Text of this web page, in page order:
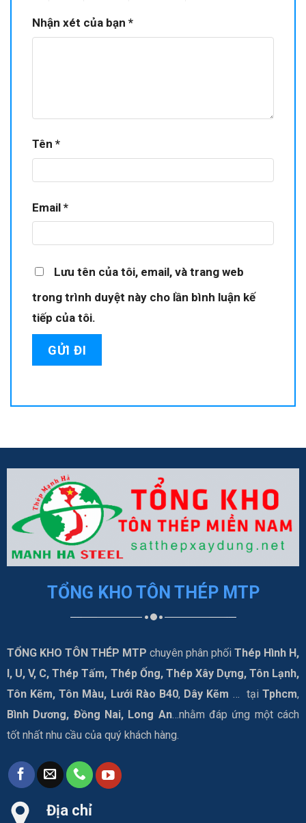
Nhận xét của bạn *
Tên *
Email *
Lưu tên của tôi, email, và trang web
trong trình duyệt này cho lần bình luận kế
tiếp của tôi.
TỔNG KHO TÔN THÉP MTP
TỔNG KHO TÔN THÉP MTP chuyên phân phốiThép Hình H,
I, U, V, C, Thép Tấm, Thép Ống, Thép Xây Dựng, Tôn Lạnh,
Tôn Kẽm, Tôn Màu, Lưới Rào B40, Dây Kẽm … tạiTphcm,
Bình Dương, Đồng Nai, Long An…nhằm đáp ứng một cách
tốt nhất nhu cầu của quý khách hàng.
Địa chỉ